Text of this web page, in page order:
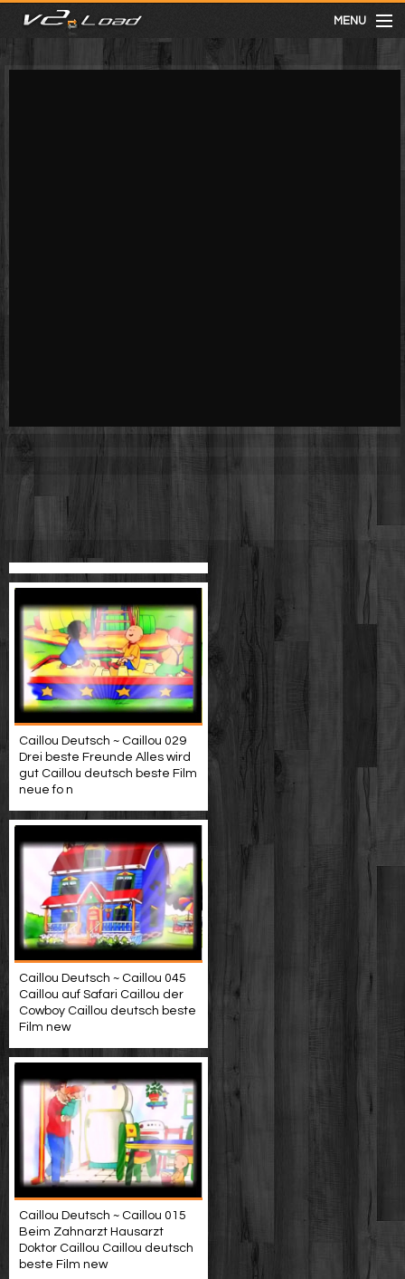
MENU
meist gesehen
Caillou Deutsch ~ Caillou 029
Drei beste Freunde Alles wird
gut Caillou deutsch beste Film
neue fo n
Caillou Deutsch ~ Caillou 045
Caillou auf Safari Caillou der
Cowboy Caillou deutsch beste
Film new
Caillou Deutsch ~ Caillou 015
Beim Zahnarzt Hausarzt
Doktor Caillou Caillou deutsch
beste Film new